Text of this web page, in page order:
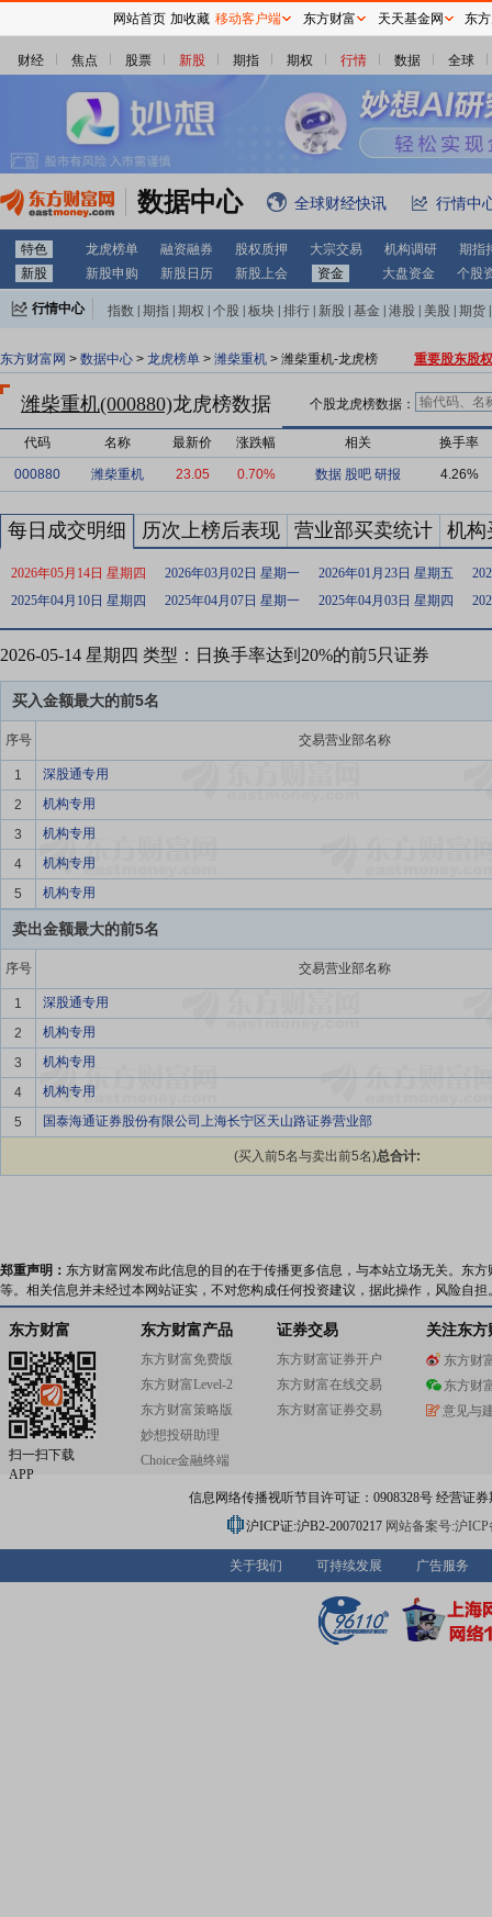
财经 焦点 股票 新股 期指 期权 行情 数据 全球
数据中心 全球财经快讯 行情中
特色 龙虎榜单 融资融券 股权质押 大宗交易 机构调研
期指
新股
新股申购 新股日历 新股上会 资金 大盘资金 个股
行情中心 指数 期指 期权 个股 板块 排行 新股 基金 港股 美股 期货
东方财富网 > 数据中心 > 龙虎榜单 > 潍柴重机 > 潍柴重机-龙虎榜 重要股东股
潍柴重机(000880)龙虎榜数据 个股龙虎榜数据：
代码 名称 最新价 涨跌幅 相关 换手率
000880 潍柴重机 23.05 0.70% 数据 股吧 研报 4.26%
每日成交明细 历次上榜后表现 营业部买卖统计 机构
2026年05月14日 星期四 2026年03月02日 星期一 2026年01月23日 星期五
2025年04月10日 星期四
2025年04月07日 星期一 2025年04月03日 星期四
2026-05-14 星期四 类型：日换手率达到20%的前5只证券
买入金额最大的前5名
序号 交易营业部名称
1
深股通专用
2
机构专用
3
机构专用
4
机构专用
5
机构专用
卖出金额最大的前5名
序号 交易营业部名称
1
深股通专用
2
机构专用
3
机构专用
4
机构专用
5
国泰海通证券股份有限公司上海长宁区天山路证券营业部
(买入前5名与卖出前5名)总合计:
郑重声明： 东方财富网发布此信息的目的在于传播更多信息，与本站立场无关。东
等。相关信息并未经过本网站证实，不对您构成任何投资建议，据此操作，风险自担
网站首页 加收藏 移动客户端 东方财富 天天基金网 东